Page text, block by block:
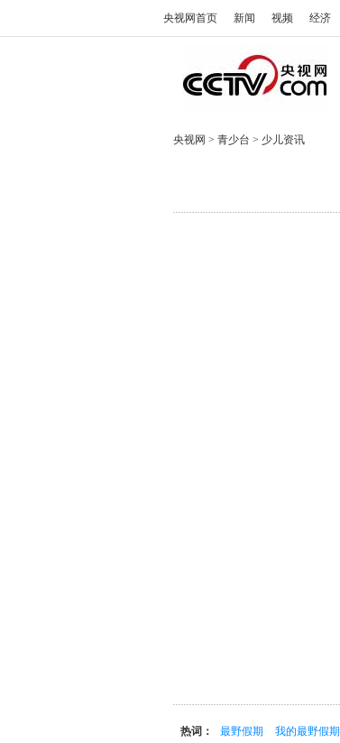
央视网首页 新闻 视频 经济
央视网 > 青少台 > 少儿资讯
热词： 最野假期 我的最野假期